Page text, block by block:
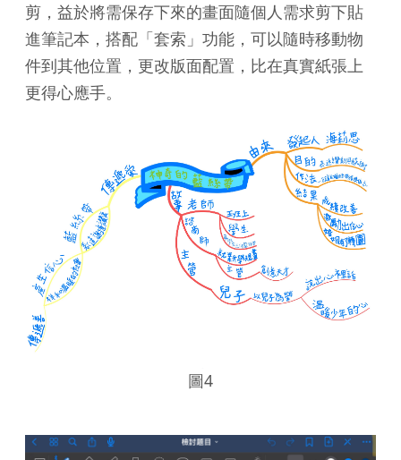
剪，益於將需保存下來的畫面隨個人需求剪下貼
進筆記本，搭配「套索」功能，可以隨時移動物
件到其他位置，更改版面配置，比在真實紙張上
更得心應手。
圖4